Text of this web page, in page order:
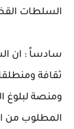
السلطات
سادساً : ان
ثقافة
ومنصة لبلوغ
المطلوب من